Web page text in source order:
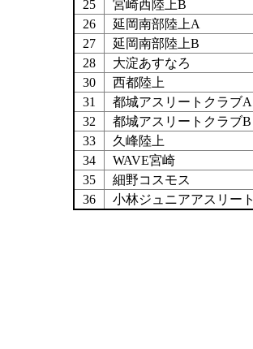
25
宮崎西陸上B
26
延岡南部陸上A
27
延岡南部陸上B
28
大淀あすなろ
30
西都陸上
31
都城アスリートクラブA
32
都城アスリートクラブB
33
久峰陸上
34
WAVE宮崎
35
細野コスモス
36
小林ジュニアアスリート